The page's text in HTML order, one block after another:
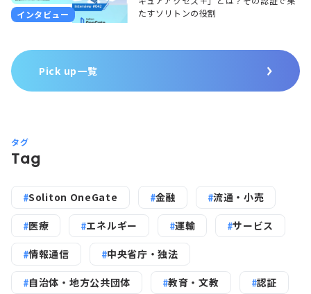
インタビュー
たすソリトンの役割
Pick up一覧
タグ
Tag
Soliton OneGate 金融 流通・小売
医療 エネルギー 運輸 サービス
情報通信 中央省庁・独法
自治体・地方公共団体 教育・文教 認証